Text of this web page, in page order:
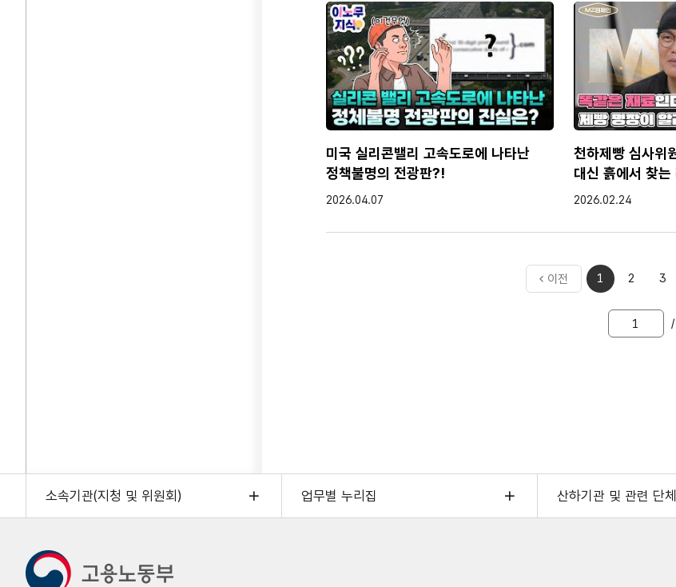
교수님이 진짜 센스가 대단하신게 둘 다 AI가 봐야돼. 이럴
근데 이제 청년들이 자소서를 쓸 때에도 AI를 많이 활용하게
그때 이제 교수님만의 꿀팁 같은 거 좀 있을까요?
우선 첫 번째로는 이제는 AI를 쓰지 못하게 하거나 쓰지 않는
더 이상 옵션은 아닌 거 같아요.
어차피 AI 다들 씁니다.
왜냐면 저도 최근에 학생들 평가할 때 SA 숙제는 AI를 쓰라
단, 어떤 프롬프트로이 에세를 썼는지를 명시하게 하고 사실
결과물은 AI가 다 만들 수 있어요. 그렇지만 앞으로 인간의
질문을 만들어내는 것이 인간의 역할이기 때문에 그런 질문
이제 고용 노동부 입장에서도 AI가 너무 이렇게 고용 시장에
그래서 이제 저희가 소개해 드리고 싶은 것이 이제 AI 잡케어
잡케어는 이제 자기가 어떤 부분이 어떤 내가 능력치를 가지
강점을 가지고 있고 어떤 부분을 보완해야 하는지를 알려주
주신 댓글인데요. AI 시대에도 흔들리지 않는 커리어를 쌓고
내일부터 우리가 가장 우선 순위에 두고 준비해야 할 핵심 역
미국 실리콘밸리 고속도로에 나타난
정책불명의 전광판?!
작성일
2026.04.07
천하제빵 심사위
대신 흙에서 찾는
작성일
2026.02.24
이전
처음으로
1 2 3
소속기관(지청 및 위원회) 업무별 누리집 산하기관 및 관련 단체